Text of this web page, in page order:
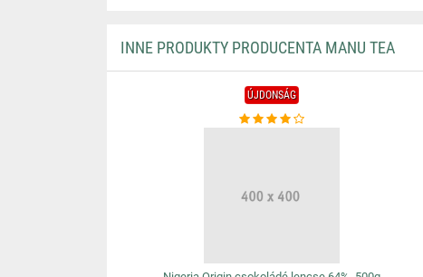
INNE PRODUKTY PRODUCENTA MANU TEA
ÚJDONSÁG